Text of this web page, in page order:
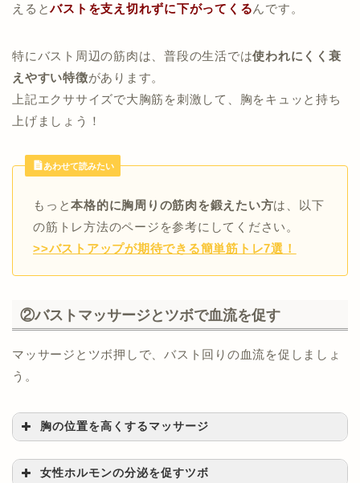
胸の前で両手を合掌する
肘から手首までのラインが地面と水平にな
るようにする
息を吐きながらゆっくり手のひらの力を抜
く
回数：10回
効果が半減してしまうので、 猫背にならないように
意しましょう。
壁に向かって真っ直ぐ立つ
胸の高さで両手を壁につける
づける
回数： 15回×3セット
腕立て伏せは大胸筋を鍛える定番エクササイズです
が、壁を使うとより簡単でおすすめです◎
えるとバストを支え切れずに下がってくるんです。
特にバスト周辺の筋肉は、普段の生活では使われにくく衰
えやすい特徴があります。
上記エクササイズで大胸筋を刺激して、胸をキュッと持ち
上げましょう！
あわせて読みたい
もっと本格的に胸周りの筋肉を鍛えたい方は、以下
の筋トレ方法のページを参考にしてください。
>>バストアップが期待できる簡単筋トレ7選！
②バストマッサージとツボで血流を促す
マッサージとツボ押しで、バスト回りの血流を促しましょ
う。
胸の位置を高くするマッサージ
女性ホルモンの分泌を促すツボ